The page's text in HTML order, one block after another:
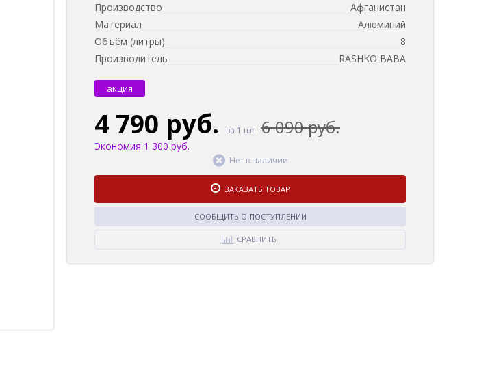
Производство
Афганистан
Материал
Алюминий
Объём (литры)
8
Производитель
RASHKO BABA
акция
4 790 руб. за 1 шт 6 090 руб.
Экономия 1 300 руб.
Нет в наличии
ЗАКАЗАТЬ ТОВАР
СООБЩИТЬ О ПОСТУПЛЕНИИ
СРАВНИТЬ